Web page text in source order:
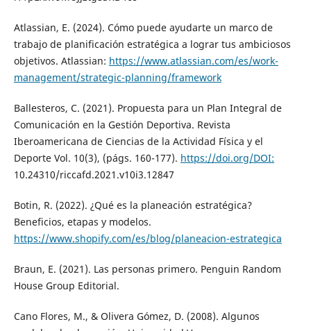
Atlassian, E. (2024). Cómo puede ayudarte un marco de
trabajo de planificación estratégica a lograr tus ambiciosos
objetivos. Atlassian: https://www.atlassian.com/es/work-
management/strategic-planning/framework
Ballesteros, C. (2021). Propuesta para un Plan Integral de
Comunicación en la Gestión Deportiva. Revista
Iberoamericana de Ciencias de la Actividad Física y el
Deporte Vol. 10(3), (págs. 160-177). https://doi.org/DOI:
10.24310/riccafd.2021.v10i3.12847
Botin, R. (2022). ¿Qué es la planeación estratégica?
Beneficios, etapas y modelos.
https://www.shopify.com/es/blog/planeacion-estrategica
Braun, E. (2021). Las personas primero. Penguin Random
House Group Editorial.
Cano Flores, M., & Olivera Gómez, D. (2008). Algunos